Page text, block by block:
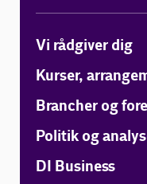
Vi rådgiver dig
Kurser,
Brancher og
Politik og
DI Business